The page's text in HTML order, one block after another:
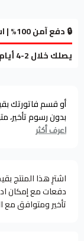
🔒 دفع آمن 100% | استرجاع خلال 7 أيام
يصلك خلال 2-4 أيام عمل
أو قسم فاتورتك
بدون رسوم تأخير،
اعرف أكثر
اشترِ هذا المنتج
دفعات مع إمكان
تأخير ومتوافق مع